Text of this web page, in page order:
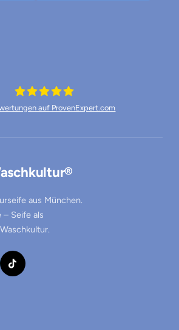
auf ProvenExpert.com
aus München.
– Seife als